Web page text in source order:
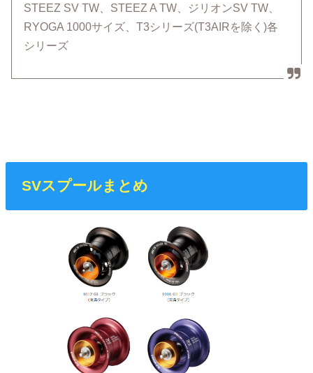
STEEZ SV TW、STEEZ A TW、ジリオンSV TW、
RYOGA 1000サイズ、T3シリーズ(T3AIRを除く)各
シリーズ
SVスプールまとめ